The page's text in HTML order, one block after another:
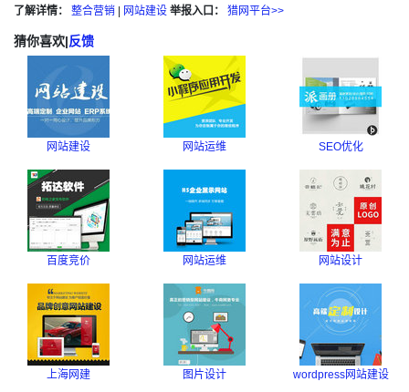
了解详情： 整合营销 网站建设 举报入口： 猎网平台>>
猜你喜欢|反馈
网站建设 网站运维 SEO优化
百度竞价 网站运维 网站设计
上海网建 图片设计 wordpress网站建设